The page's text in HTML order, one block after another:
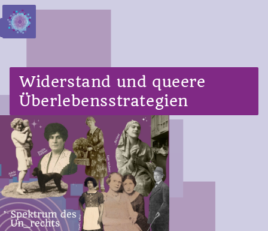
Zum Hauptbereich springen
Zum Hauptmenü springen
Zur Startseite
Previous
Widerstand und queere
Überlebensstrategien